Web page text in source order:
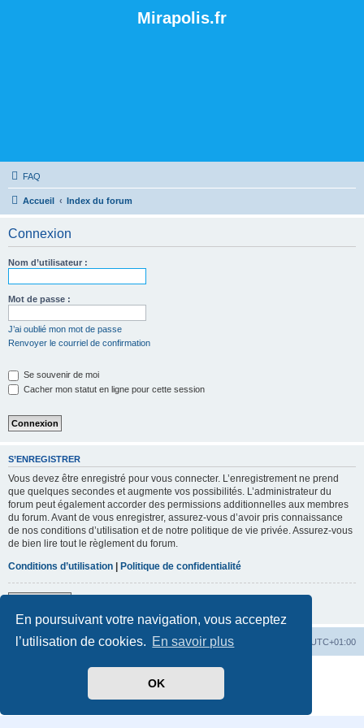
En poursuivant votre navigation, vous acceptez
l’utilisation de cookies. En savoir plus
OK
Mirapolis.fr
FAQ
Accueil Index du forum
Connexion
Nom d’utilisateur :
Mot de passe :
J’ai oublié mon mot de passe
Renvoyer le courriel de confirmation
Se souvenir de moi
Cacher mon statut en ligne pour cette session
S’ENREGISTRER
Vous devez être enregistré pour vous connecter. L’enregistrement ne prend
que quelques secondes et augmente vos possibilités. L’administrateur du
forum peut également accorder des permissions additionnelles aux membres
du forum. Avant de vous enregistrer, assurez-vous d’avoir pris connaissance
de nos conditions d’utilisation et de notre politique de vie privée. Assurez-vous
de bien lire tout le règlement du forum.
Conditions d’utilisation | Politique de confidentialité
Accueil Index du forum UTC+01:00
Développé par
® Forum Software © phpBB Limited
Traduit par
Confidentialité|Conditions